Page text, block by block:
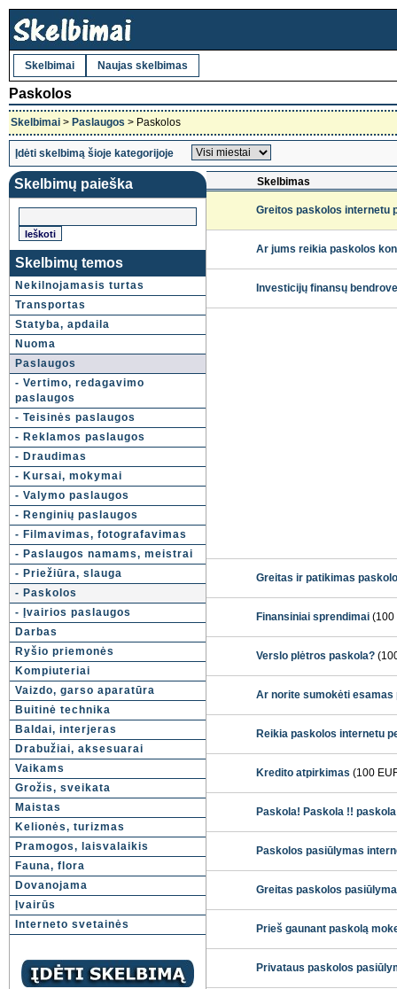
Skelbimai Naujas skelbimas
Paskolos
Skelbimai > Paslaugos > Paskolos
Įdėti skelbimą šioje kategorijoje
Skelbimų paieška
Skelbimų temos
Nekilnojamasis turtas
Transportas
Statyba, apdaila
Nuoma
Paslaugos
- Vertimo, redagavimo
paslaugos
- Teisinės paslaugos
- Reklamos paslaugos
- Draudimas
- Kursai, mokymai
- Valymo paslaugos
- Renginių paslaugos
- Filmavimas, fotografavimas
- Paslaugos namams, meistrai
- Priežiūra, slauga
- Paskolos
- Įvairios paslaugos
Darbas
Ryšio priemonės
Kompiuteriai
Vaizdo, garso aparatūra
Buitinė technika
Baldai, interjeras
Drabužiai, aksesuarai
Vaikams
Grožis, sveikata
Maistas
Kelionės, turizmas
Pramogos, laisvalaikis
Fauna, flora
Dovanojama
Įvairūs
Interneto svetainės
Skelbimas
Greitos paskolos internetu
Ar jums reikia paskolos
Investicijų finansų
Greitas ir patikimas
Finansiniai sprendimai (100
Verslo plėtros paskola?
Ar norite sumokėti
Reikia paskolos internetu
Kredito atpirkimas (100
Paskola! Paskola !!
Paskolos pasiūlymas
Greitas paskolos
Prieš gaunant paskolą
Privataus paskolos